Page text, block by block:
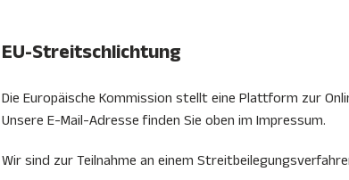
EU-Streitschlichtung
Die Europäische Kommission stellt eine Plattform zur
Unsere E-Mail-Adresse finden Sie oben im Impressum.
Wir sind zur Teilnahme an einem